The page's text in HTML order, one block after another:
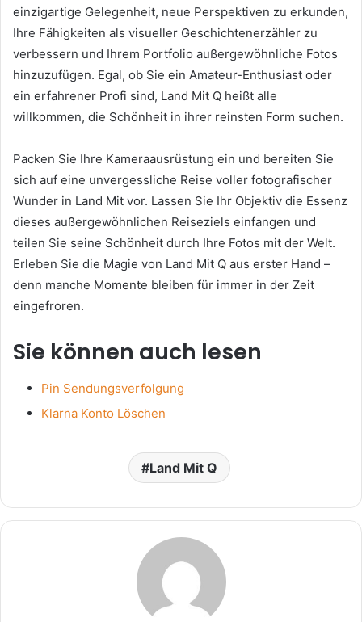
einzigartige Gelegenheit, neue Perspektiven zu erkunden,
Ihre Fähigkeiten als visueller Geschichtenerzähler zu
verbessern und Ihrem Portfolio außergewöhnliche Fotos
hinzuzufügen. Egal, ob Sie ein Amateur-Enthusiast oder
ein erfahrener Profi sind, Land Mit Q heißt alle
willkommen, die Schönheit in ihrer reinsten Form suchen.
Packen Sie Ihre Kameraausrüstung ein und bereiten Sie
sich auf eine unvergessliche Reise voller fotografischer
Wunder in Land Mit vor. Lassen Sie Ihr Objektiv die Essenz
dieses außergewöhnlichen Reiseziels einfangen und
teilen Sie seine Schönheit durch Ihre Fotos mit der Welt.
Erleben Sie die Magie von Land Mit Q aus erster Hand –
denn manche Momente bleiben für immer in der Zeit
eingefroren.
Sie können auch lesen
Pin Sendungsverfolgung
Klarna Konto Löschen
Land Mit Q